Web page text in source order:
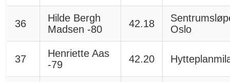
36
Hilde Bergh
Madsen -80
42.18
Oslo
37
Henriette Aas
-79
42.20